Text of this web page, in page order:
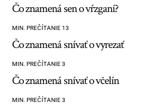
Čo znamená sen o vŕzganí?
MIN. PREČÍTANIE 13
Čo znamená snívať o vyrezať
MIN. PREČÍTANIE 3
Čo znamená snívať o včelín
MIN. PREČÍTANIE 3